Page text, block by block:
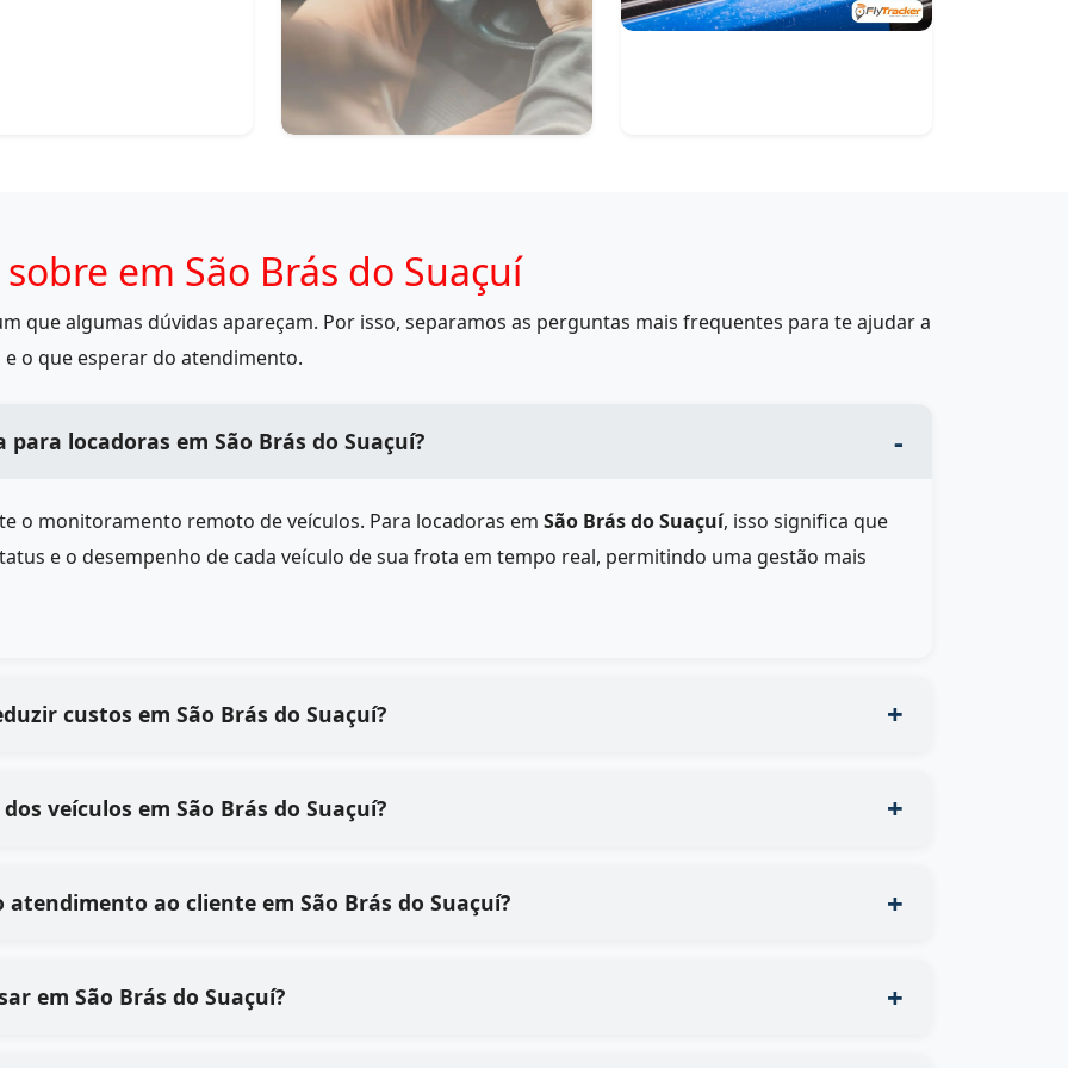
em São Brás do Suaçuí
que algumas dúvidas apareçam. Por isso, separamos as perguntas mais frequentes para te ajudar a
o que esperar do atendimento.
locadoras em São Brás do Suaçuí?
o monitoramento remoto de veículos. Para locadoras em São Brás do Suaçuí, isso significa que
e o desempenho de cada veículo de sua frota em tempo real, permitindo uma gestão mais
custos em São Brás do Suaçuí?
veículos em São Brás do Suaçuí?
ao cliente em São Brás do Suaçuí?
em São Brás do Suaçuí?